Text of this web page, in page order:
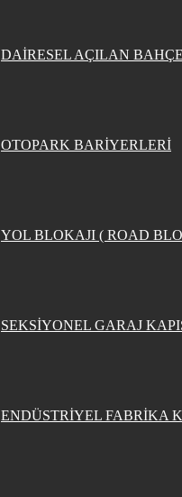
DAİRESEL AÇILAN
OTOPARK BARİYERLERİ
YOL BLOKAJI ( ROAD
SEKSİYONEL GARAJ
ENDÜSTRİYEL FABRİKA